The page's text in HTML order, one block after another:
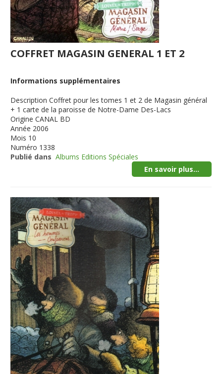
COFFRET MAGASIN GENERAL 1 ET 2
Informations supplémentaires
Description Coffret pour les tomes 1 et 2 de Magasin général
+ 1 carte de la paroisse de Notre-Dame Des-Lacs
Origine CANAL BD
Année 2006
Mois 10
Numéro 1338
Publié dans Albums Editions Spéciales
En savoir plus...